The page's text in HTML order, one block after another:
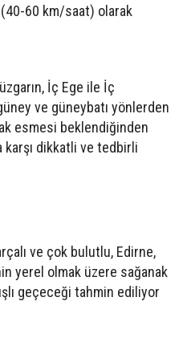
60 km/saat) olarak
İç Ege ile İç
ve güneybatı yönlerden
esmesi beklendiğinden
dikkatli ve tedbirli
ve çok bulutlu, Edirne,
yerel olmak üzere sağanak
geçeceği tahmin ediliyor